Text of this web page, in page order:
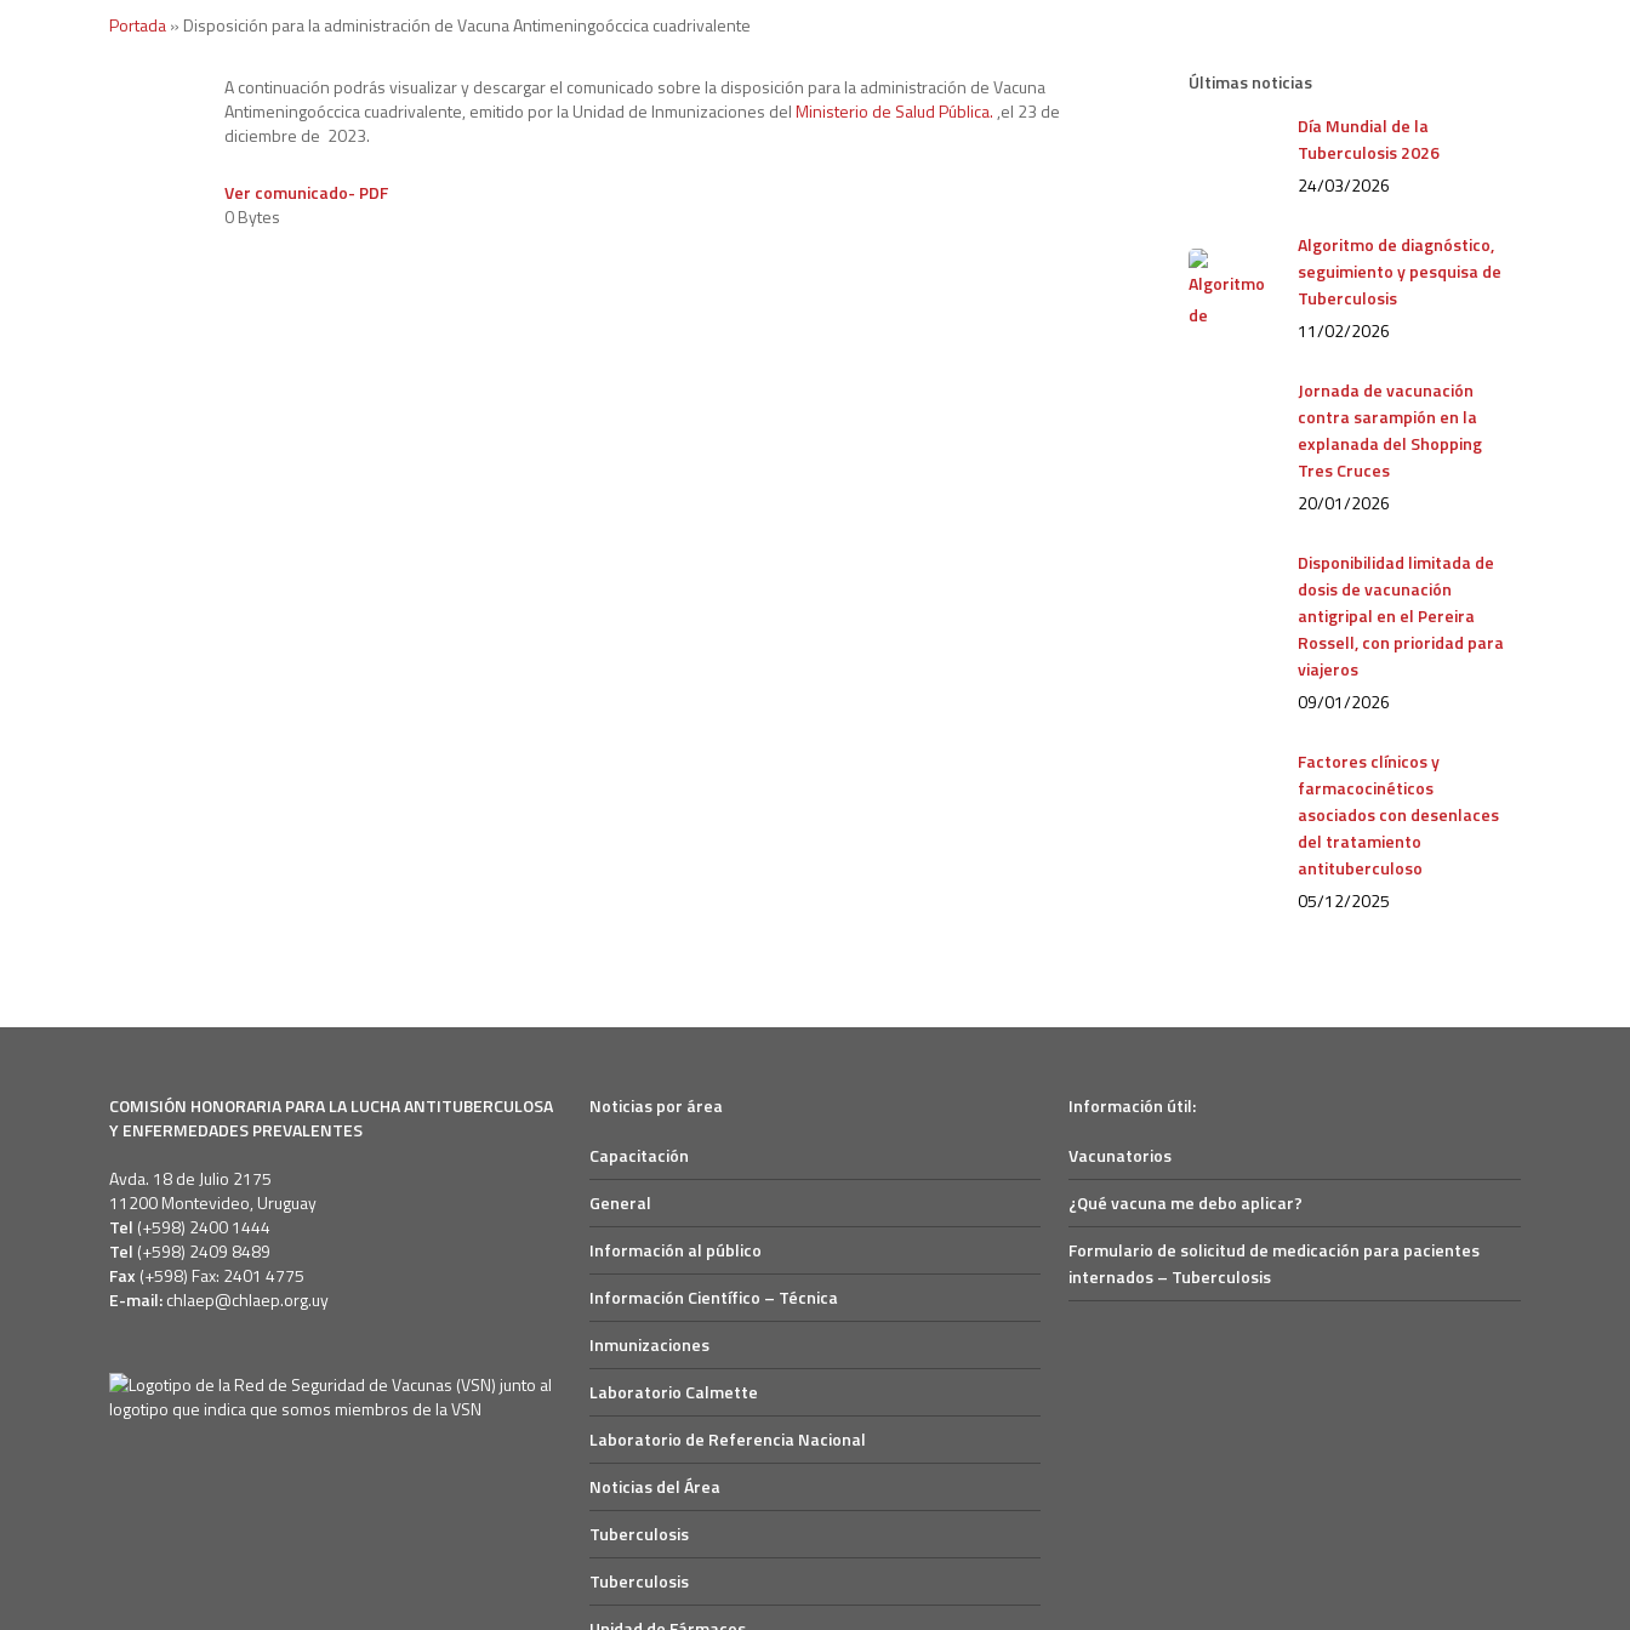
Portada» Disposición para la administración de Vacuna Antimeningoóccica cuadrivalente
A continuación podrás visualizar y descargar el comunicado sobre la disposición para la administración de Vacuna
Antimeningoóccica cuadrivalente, emitido por la Unidad de Inmunizaciones delMinisterio de Salud Pública. ,el 23 de
diciembre de 2023.
Ver comunicado- PDF
0 Bytes
Últimas noticias
Día Mundial de la
Tuberculosis 2026
24/03/2026
Algoritmo de diagnóstico,
seguimiento y pesquisa de
Tuberculosis
11/02/2026
Jornada de vacunación
contra sarampión en la
explanada del Shopping
Tres Cruces
20/01/2026
Disponibilidad limitada de
dosis de vacunación
antigripal en el Pereira
Rossell, con prioridad para
viajeros
09/01/2026
Factores clínicos y
farmacocinéticos
asociados con desenlaces
del tratamiento
antituberculoso
05/12/2025
COMISIÓN HONORARIA PARA LA LUCHA ANTITUBERCULOSA
Y ENFERMEDADES PREVALENTES
Avda. 18 de Julio 2175
11200 Montevideo, Uruguay
Tel (+598) 2400 1444
Tel (+598) 2409 8489
Fax (+598) Fax: 2401 4775
E-mail:chlaep@chlaep.org.uy
Noticias por área
Capacitación
General
Información al público
Información Científico – Técnica
Inmunizaciones
Laboratorio Calmette
Laboratorio de Referencia Nacional
Noticias del Área
Tuberculosis
Tuberculosis
Información útil:
Vacunatorios
¿Qué vacuna me debo aplicar?
Formulario de solicitud de medicación para pacientes
internados – Tuberculosis